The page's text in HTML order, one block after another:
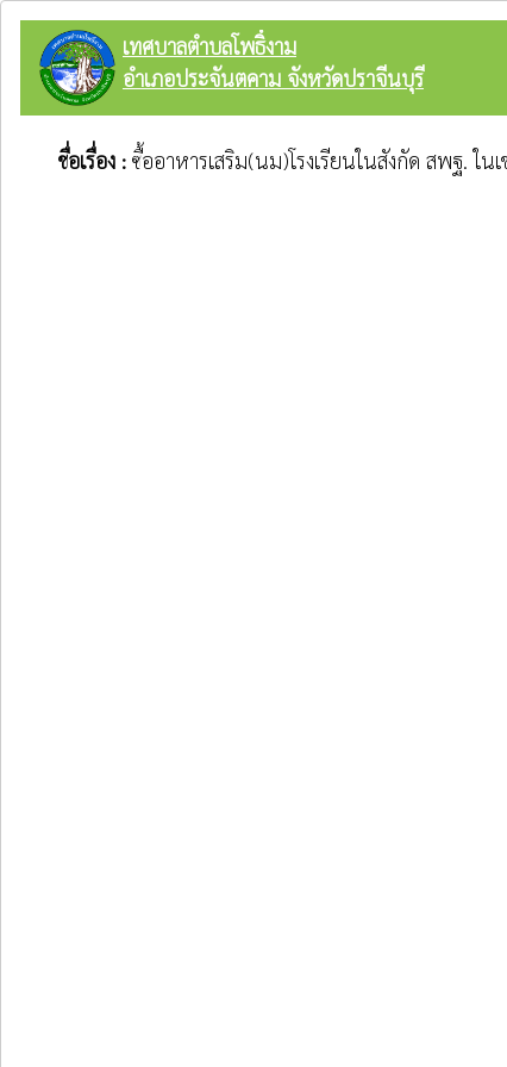
เทศบาลตำบลโพธิ์งาม
อำเภอประจันตคาม จังหวัดปราจีนบุรี
ชื่อเรื่อง : ซื้ออาหารเสริม(นม)โรงเรียนในสังกัด สพฐ. ใ